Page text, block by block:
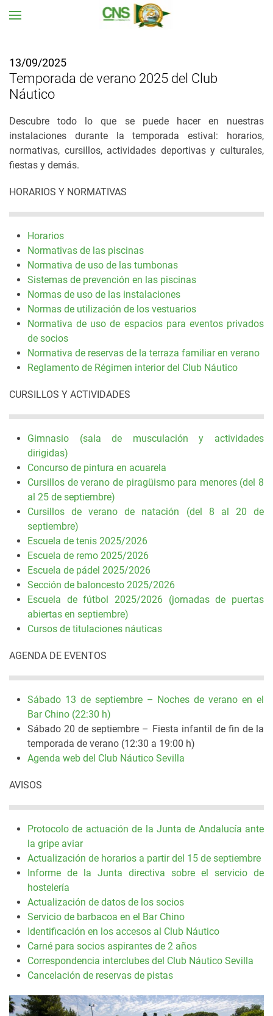
13/09/2025
Temporada de verano 2025 del Club
Náutico
Descubre todo lo que se puede hacer en nuestras
instalaciones durante la temporada estival: horarios,
normativas, cursillos, actividades deportivas y culturales,
fiestas y demás.
HORARIOS Y NORMATIVAS
Horarios
Normativas de las piscinas
Normativa de uso de las tumbonas
Sistemas de prevención en las piscinas
Normas de uso de las instalaciones
Normas de utilización de los vestuarios
Normativa de uso de espacios para eventos privados
de socios
Normativa de reservas de la terraza familiar en verano
Reglamento de Régimen interior del Club Náutico
CURSILLOS Y ACTIVIDADES
Gimnasio (sala de musculación y actividades
dirigidas)
Concurso de pintura en acuarela
Cursillos de verano de piragüismo para menores (del 8
al 25 de septiembre)
Cursillos de verano de natación (del 8 al 20 de
septiembre)
Escuela de tenis 2025/2026
Escuela de remo 2025/2026
Escuela de pádel 2025/2026
Sección de baloncesto 2025/2026
Escuela de fútbol 2025/2026 (jornadas de puertas
abiertas en septiembre)
Cursos de titulaciones náuticas
AGENDA DE EVENTOS
Sábado 13 de septiembre – Noches de verano en el
Bar Chino (22:30 h)
Sábado 20 de septiembre – Fiesta infantil de fin de la
temporada de verano (12:30 a 19:00 h)
Agenda web del Club Náutico Sevilla
AVISOS
Protocolo de actuación de la Junta de Andalucía ante
la gripe aviar
Actualización de horarios a partir del 15 de septiembre
Informe de la Junta directiva sobre el servicio de
hostelería
Actualización de datos de los socios
Servicio de barbacoa en el Bar Chino
Identificación en los accesos al Club Náutico
Carné para socios aspirantes de 2 años
Correspondencia interclubes del Club Náutico Sevilla
Cancelación de reservas de pistas